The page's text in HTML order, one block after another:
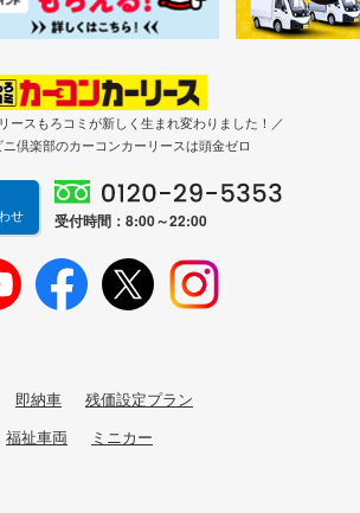
ースもろコミが新しく生まれ変わりました！／
倶楽部のカーコンカーリースは頭金ゼロ
せ
受付時間：8:00～22:00
即納車
残価設定プラン
福祉車両 ミニカー